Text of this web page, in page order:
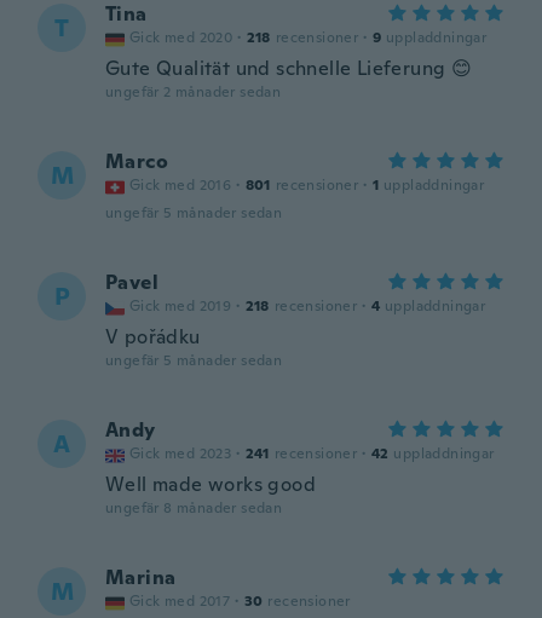
T Tina
Gick med 2020 · 218 recensioner · 9 uppladdningar
Gute Qualität und schnelle Lieferung 😊
ungefär 2 månader sedan
M Marco
Gick med 2016 · 801 recensioner · 1 uppladdningar
ungefär 5 månader sedan
P Pavel
Gick med 2019 · 218 recensioner · 4 uppladdningar
V pořádku
ungefär 5 månader sedan
A Andy
Gick med 2023 · 241 recensioner · 42 uppladdningar
Well made works good
ungefär 8 månader sedan
M Marina
Gick med 2017 · 30 recensioner